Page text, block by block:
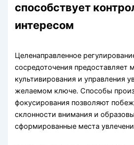
способствует
интересом
Целенаправленное
сосредоточения
культивирования и управления
желаемом ключе. Способы
фокусирования позволяют
склонности внимания и
сформированные места